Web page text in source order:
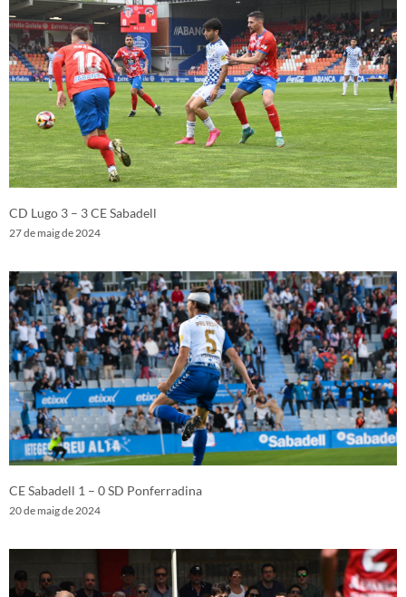
CD Lugo 3 – 3 CE Sabadell
27 de maig de 2024
CE Sabadell 1 – 0 SD Ponferradina
20 de maig de 2024